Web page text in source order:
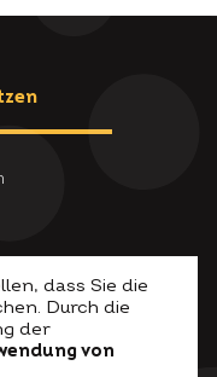
dass Sie die
Durch die
der
von